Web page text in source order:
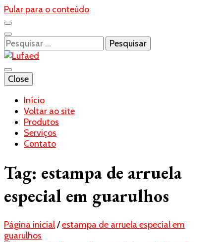
Pular para o conteúdo
Pesquisar
por:
Lufaed
Blog- Lufaed
Close
Início
Voltar ao site
Produtos
Serviços
Contato
Tag: estampa de arruela
especial em guarulhos
Página inicial/estampa de arruela especial em
guarulhos